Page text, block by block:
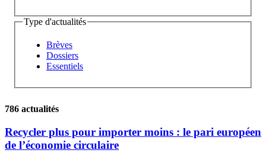
Type d'actualités
Brèves
Dossiers
Essentiels
786 actualités
Recycler plus pour importer moins : le pari européen
de l’économie circulaire